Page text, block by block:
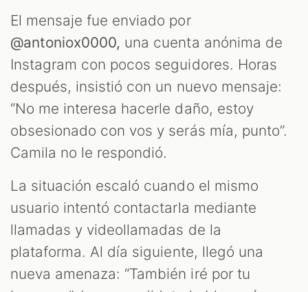
El mensaje fue enviado por
@antoniox0000, una cuenta anónima de
Instagram con pocos seguidores. Horas
después, insistió con un nuevo mensaje:
“No me interesa hacerle daño, estoy
obsesionado con vos y serás mía, punto”.
Camila no le respondió.
La situación escaló cuando el mismo
usuario intentó contactarla mediante
llamadas y videollamadas de la
plataforma. Al día siguiente, llegó una
nueva amenaza: “También iré por tu